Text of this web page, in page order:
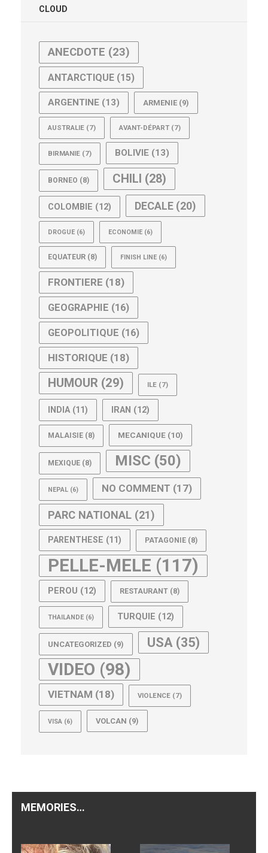
CLOUD
ANECDOTE (23)
ANTARCTIQUE (15)
ARGENTINE (13) ARMENIE (9)
AUSTRALIE (7) AVANT-DÉPART (7)
BIRMANIE (7) BOLIVIE (13)
BORNEO (8) CHILI (28)
COLOMBIE (12) DECALE (20)
DROGUE (6) ECONOMIE (6)
EQUATEUR (8) FINISH LINE (6)
FRONTIERE (18)
GEOGRAPHIE (16)
GEOPOLITIQUE (16)
HISTORIQUE (18)
HUMOUR (29) ILE (7)
INDIA (11) IRAN (12)
MALAISIE (8) MECANIQUE (10)
MEXIQUE (8) MISC (50)
NEPAL (6) NO COMMENT (17)
PARC NATIONAL (21)
PARENTHESE (11) PATAGONIE (8)
PELLE-MELE (117)
PEROU (12) RESTAURANT (8)
THAILANDE (6) TURQUIE (12)
UNCATEGORIZED (9) USA (35)
VIDEO (98)
VIETNAM (18) VIOLENCE (7)
VISA (6) VOLCAN (9)
MEMORIES…